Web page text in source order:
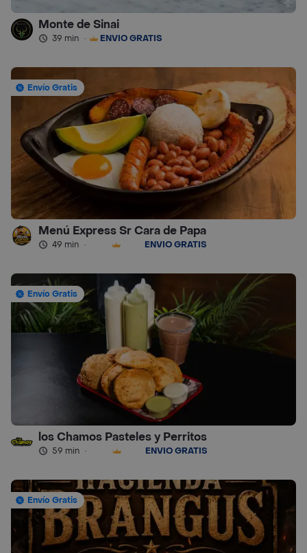
Monte de Sinai
39 min · ENVÍO GRATIS
Envío Gratis
Menú Express Sr Cara de Papa
49 min · ENVÍO GRATIS
Envío Gratis
los Chamos Pasteles y Perritos
59 min · ENVÍO GRATIS
Envío Gratis